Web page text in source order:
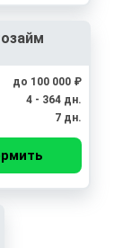
до 100 000 ₽
4 - 364 дн.
7 дн.